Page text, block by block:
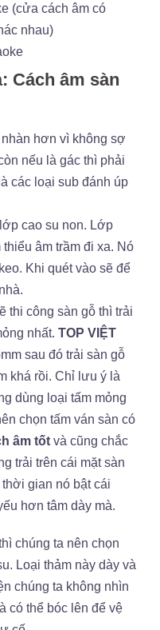
(cửa cách âm có
nhau)
Cách âm sàn
hơn vì không sợ
nếu là gác thì phải
các loại sub đánh úp
cao su non. Lớp
âm trầm đi xa. Nó
Khi quét vào sẽ để
thi công sàn gỗ thì trải
nhất. TOP VIỆT
sau đó trải sàn gỗ
khá rồi. Chỉ lưu ý là
dùng loại tấm mỏng
chọn tấm ván sàn có
âm tốt và cũng chắc
trải trên cái mặt sàn
gian nó bật cái
hơn tâm dày mà.
chúng ta nên chọn
Loại thảm này dày và
chúng ta không nhìn
có thể bóc lên để vệ